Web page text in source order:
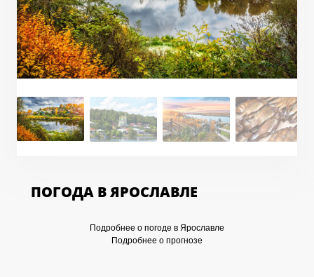
ПОГОДА В ЯРОСЛАВЛЕ
Подробнее о погоде в Ярославле
Подробнее о прогнозе